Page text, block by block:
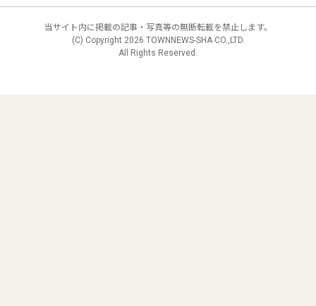
当サイト内に掲載の記事・写真等の無断転載を禁止します。
(C) Copyright 2026 TOWNNEWS-SHA CO.,LTD.
All Rights Reserved.